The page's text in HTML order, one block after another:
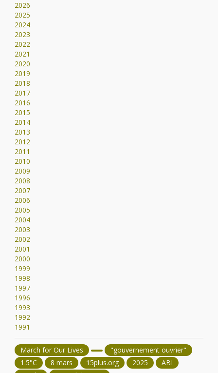
2026
2025
2024
2023
2022
2021
2020
2019
2018
2017
2016
2015
2014
2013
2012
2011
2010
2009
2008
2007
2006
2005
2004
2003
2002
2001
2000
1999
1998
1997
1996
1993
1992
1991
March for Our Lives
"gouvernement ouvrier"
1.5°C
8 mars 15plus.org 2025
ABI